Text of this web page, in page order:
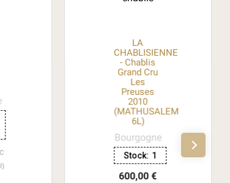
LA
CHABLISIENNE
- Chablis
Grand Cru
Les
Preuses
2010
(MATHUSALEM
6L)
Bourgogne
Stock: 1
600,00 €